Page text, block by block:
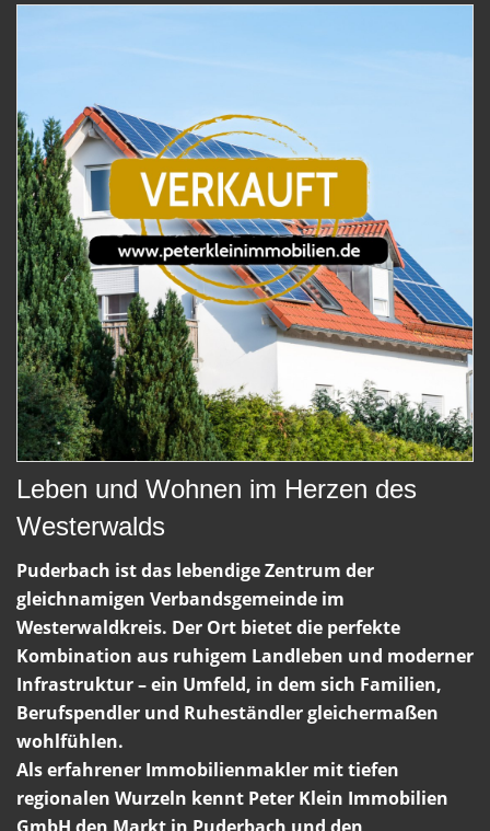
Leben und Wohnen im Herzen des
Westerwalds
Puderbach ist das lebendige Zentrum der
gleichnamigen Verbandsgemeinde im
Westerwaldkreis. Der Ort bietet die perfekte
Kombination aus ruhigem Landleben und moderner
Infrastruktur – ein Umfeld, in dem sich Familien,
Berufspendler und Ruheständler gleichermaßen
wohlfühlen.
Als erfahrener Immobilienmakler mit tiefen
regionalen Wurzeln kennt Peter Klein Immobilien